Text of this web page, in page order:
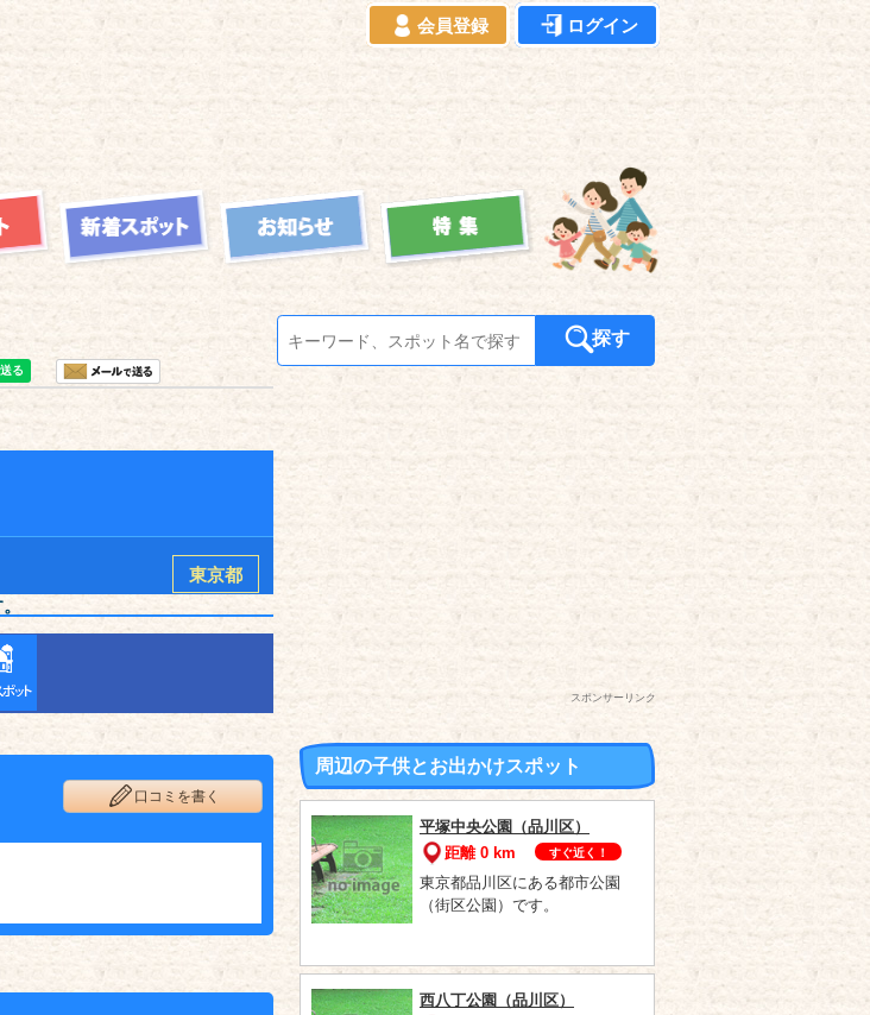
会員登録 ログイン
探す
東京都
口コミを書く
スポンサーリンク
周辺の子供とお出かけスポット
平塚中央公園（品川区）
距離 0 km
すぐ近く！
東京都品川区にある都市公園
（街区公園）です。
西八丁公園（品川区）